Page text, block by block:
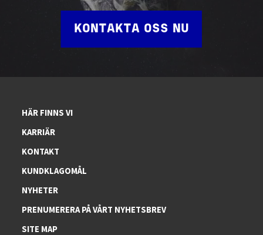
KONTAKTA OSS NU
HÄR FINNS VI
KARRIÄR
KONTAKT
KUNDKLAGOMÅL
NYHETER
PRENUMERERA PÅ VÅRT NYHETSBREV
SITE MAP